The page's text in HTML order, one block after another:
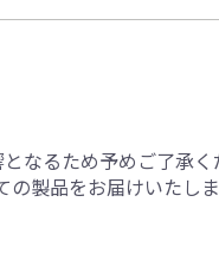
なるため予めご了承く
製品をお届けいたし